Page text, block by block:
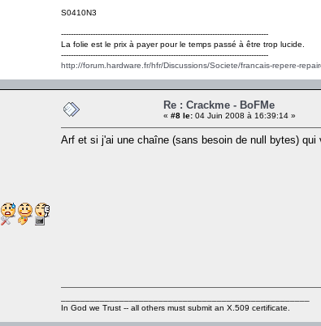
S0410N3
-------------------------------------------------------------------------------------
La folie est le prix à payer pour le temps passé à être trop lucide.
-------------------------------------------------------------------------------------
http://forum.hardware.fr/hfr/Discussions/Societe/francais-repere-
Re : Crackme - BoFMe
« #8 le: 04 Juin 2008 à 16:39:14 »
Arf et si j'ai une chaîne (sans besoin de null bytes)
In God we Trust -- all others must submit an X.509 certificate.